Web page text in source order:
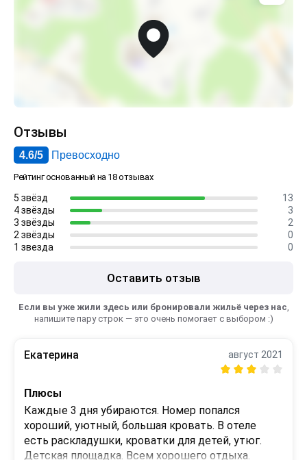
Отзывы
4.6/5 Превосходно
Рейтинг основанный на 18 отзывах
5 звёзд
13
4 звёзды
3
3 звёзды
2
2 звёзды
0
1 звезда
0
Оставить отзыв
Если вы уже жили здесь или бронировали жильё через нас,
напишите пару строк — это очень помогает с выбором :)
Екатерина август 2021
Плюсы
Каждые 3 дня убираются. Номер попался
хороший, уютный, большая кровать. В отеле
есть раскладушки, кроватки для детей, утюг.
Детская площадка. Всем хорошего отдыха.